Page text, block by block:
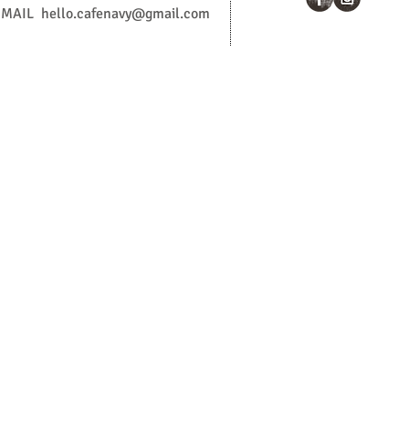
MAIL hello.cafenavy@gmail.com